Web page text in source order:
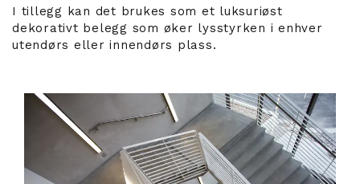
I tillegg kan det brukes som et luksuriøst
dekorativt belegg som øker lysstyrken i enhver
utendørs eller innendørs plass.